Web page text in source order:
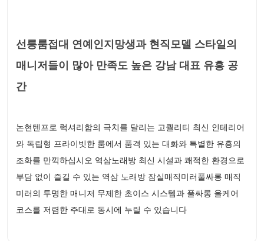
선릉룸접대 연예인지망생과 현직모델 스타일의
매니저들이 많아 만족도 높은 강남 대표 유흥 공
간
논현텐프로 럭셔리함의 극치를 달리는 고퀄리티 최신 인테리어
와 독립형 프라이빗한 룸에서 품격 있는 대화와 특별한 유흥의
조화를 만끽하십시오 역삼노래방 최신 시설과 쾌적한 환경으로
부담 없이 즐길 수 있는 역삼 노래방 잠실매직미러풀싸롱 매직
미러의 투명한 매니저 무제한 초이스 시스템과 풀싸롱 올케어
코스를 저렴한 주대로 동시에 누릴 수 있습니다